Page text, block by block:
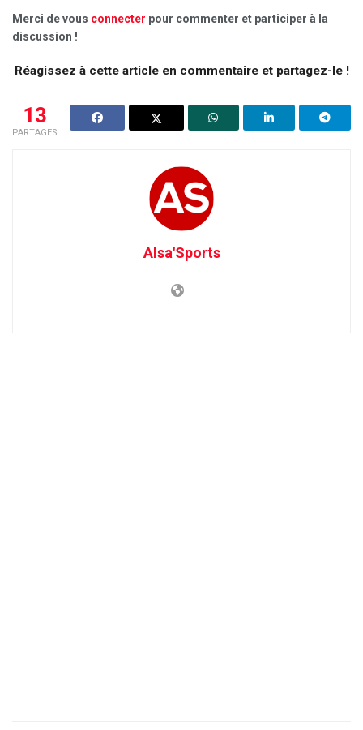
Merci de vous connecter pour commenter et participer à la
discussion !
Réagissez à cette article en commentaire et partagez-le !
13
PARTAGES
Alsa'Sports